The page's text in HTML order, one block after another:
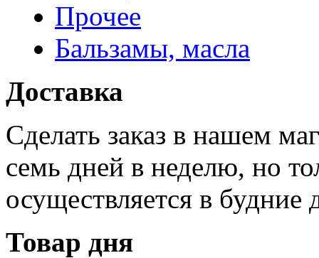
Прочее
Бальзамы, масла
Доставка
Сделать заказ в нашем
семь дней в неделю, но
осуществляется в будние
Товар дня